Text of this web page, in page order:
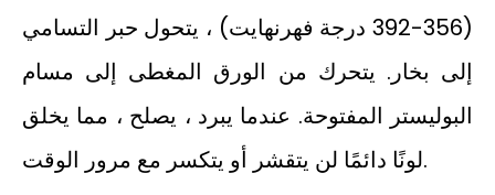
(356-392 درجة فهرنهايت) ، يتحول حبر التسامي
إلى بخار. يتحرك من الورق المغطى إلى مسام
البوليستر المفتوحة. عندما يبرد ، يصلح ، مما يخلق
لونًا دائمًا لن يتقشر أو يتكسر مع مرور الوقت.